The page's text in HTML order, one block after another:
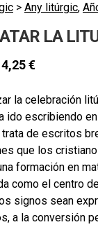
> Any litúrgic,
LA
€
la celebración
ido escribiendo
trata de escritos
que los
formación en
como el centro
signos sean
a la conversión